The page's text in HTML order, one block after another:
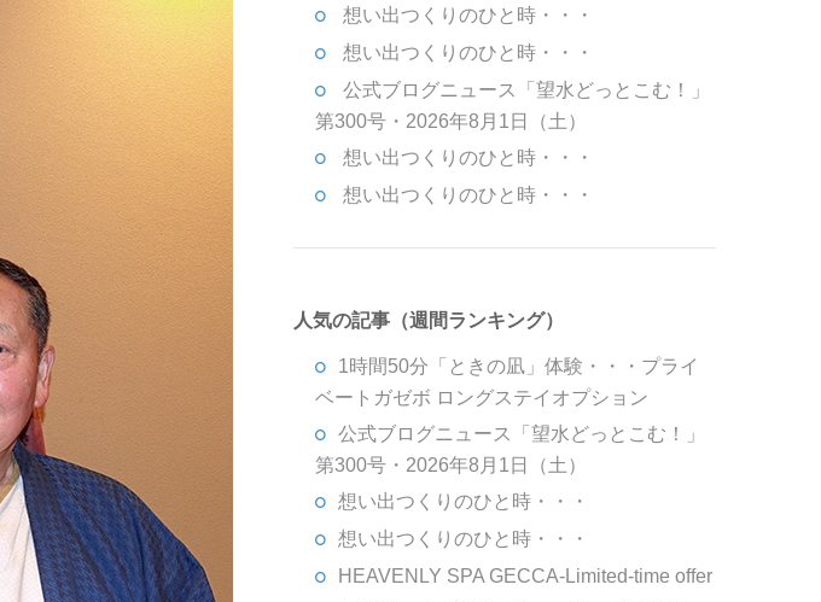
想い出つくりのひと時・・・
想い出つくりのひと時・・・
公式ブログニュース「望水どっとこむ！」
第300号・2026年8月1日（土）
想い出つくりのひと時・・・
想い出つくりのひと時・・・
人気の記事（週間ランキング）
1時間50分「ときの凪」体験・・・プライ
ベートガゼボ ロングステイオプション
公式ブログニュース「望水どっとこむ！」
第300号・2026年8月1日（土）
想い出つくりのひと時・・・
想い出つくりのひと時・・・
HEAVENLY SPA GECCA-Limited-time offer